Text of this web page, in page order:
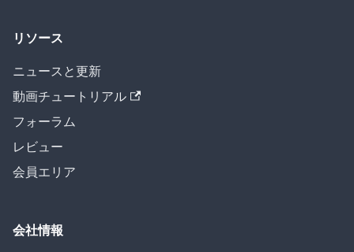
リソース
ニュースと更新
動画チュートリアル
フォーラム
レビュー
会員エリア
会社情報